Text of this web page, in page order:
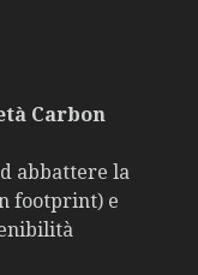
Carbon
abbattere la
footprint) e